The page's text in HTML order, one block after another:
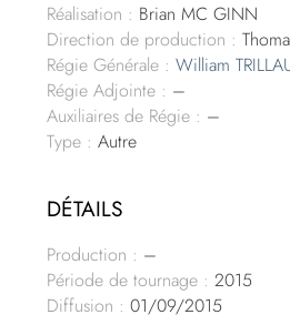
Réalisation : Brian MC GINN
Direction de production :
Régie Générale : William
Régie Adjointe : –
Auxiliaires de Régie : –
Type : Autre
DÉTAILS
Production : –
Période de tournage : 2015
Diffusion : 01/09/2015